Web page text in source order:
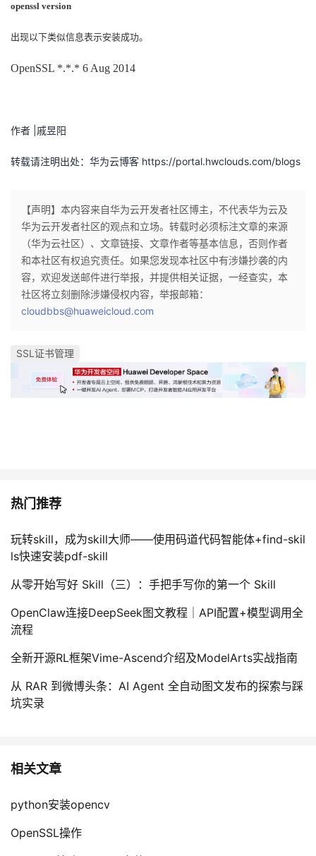
openssl version
出现以下类似信息表示安装成功。
OpenSSL *.*.* 6 Aug 2014
作者 |戚昱阳
转载请注明出处：华为云博客 https://portal.hwclouds.com/blogs
【声明】本内容来自华为云开发者社区博主，不代表华为云及
华为云开发者社区的观点和立场。转载时必须标注文章的来源
（华为云社区）、文章链接、文章作者等基本信息，否则作者
和本社区有权追究责任。如果您发现本社区中有涉嫌抄袭的内
容，欢迎发送邮件进行举报，并提供相关证据，一经查实，本
社区将立刻删除涉嫌侵权内容，举报邮箱：
cloudbbs@huaweicloud.com
SSL证书管理
热门推荐
玩转skill，成为skill大师——使用码道代码智能体+find-skil
ls快速安装pdf-skill
从零开始写好 Skill（三）：手把手写你的第一个 Skill
OpenClaw连接DeepSeek图文教程｜API配置+模型调用全
流程
全新开源RL框架Vime-Ascend介绍及ModelArts实战指南
从 RAR 到微博头条：AI Agent 全自动图文发布的探索与踩
坑实录
相关文章
python安装opencv
OpenSSL操作